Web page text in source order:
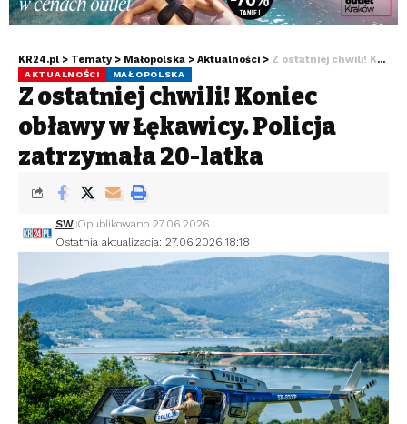
KR24.pl > Tematy > Małopolska > Aktualności > Z ostatniej chwili! Koniec obławy w Łękawicy. Policja zatrzymała 20-latka
AKTUALNOŚCI MAŁOPOLSKA
Z ostatniej chwili! Koniec
obławy w Łękawicy. Policja
zatrzymała 20-latka
Ostatnia aktualizacja: 27.06.2026 18:18
SW Opublikowano 27.06.2026